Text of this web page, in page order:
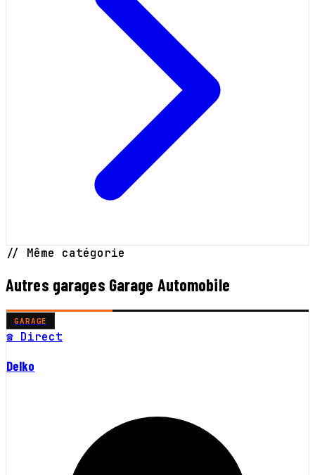
// Même catégorie
Autres garages Garage Automobile
GARAGE
☎ Direct
Delko